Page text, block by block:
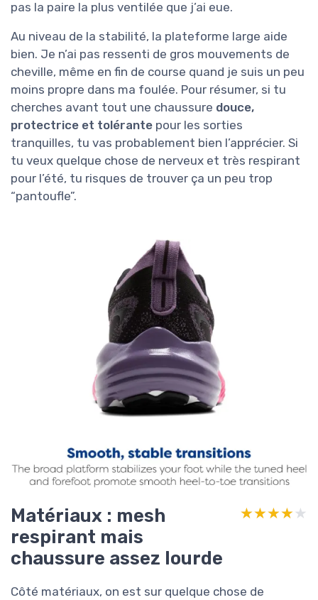
pas la paire la plus ventilée que j’ai eue.
Au niveau de la stabilité, la plateforme large aide
bien. Je n’ai pas ressenti de gros mouvements de
cheville, même en fin de course quand je suis un peu
moins propre dans ma foulée. Pour résumer, si tu
cherches avant tout une chaussure douce,
protectrice et tolérante pour les sorties
tranquilles, tu vas probablement bien l’apprécier. Si
tu veux quelque chose de nerveux et très respirant
pour l’été, tu risques de trouver ça un peu trop
“pantoufle”.
Matériaux : mesh
respirant mais
chaussure assez lourde
★★★★★
★★★★★
Côté matériaux, on est sur quelque chose de